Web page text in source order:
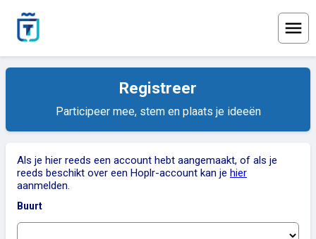
Registreer
Participeer mee, stem en plaats je ideeën
Als je hier reeds een account hebt aangemaakt, of als je
reeds beschikt over een Hoplr-account kan je hier
aanmelden.
Buurt